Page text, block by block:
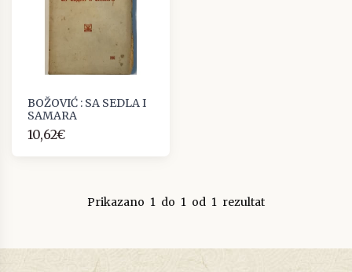
BOŽOVIĆ : SA SEDLA I
SAMARA
10,62€
Prikazano 1 do 1 od 1 rezultat